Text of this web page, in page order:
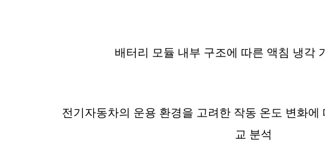
배터리 모듈 내부 구조에 따른 액침 냉각
전기자동차의 운용 환경을 고려한 작동 온도 변화에
교 분석